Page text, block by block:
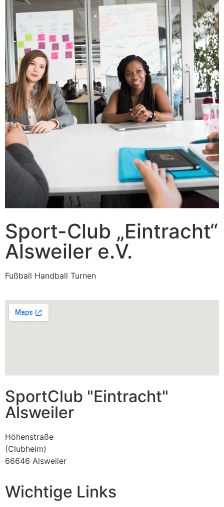
Sport-Club „Eintracht“
Alsweiler e.V.
Fußball Handball Turnen
SportClub "Eintracht"
Alsweiler
Höhenstraße
(Clubheim)
66646 Alsweiler
Wichtige Links